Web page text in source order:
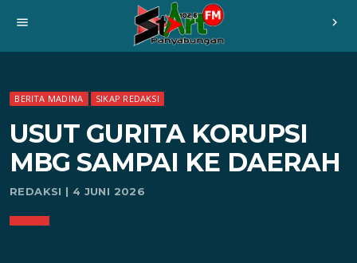
menu chevron_right
BERITA MADINA SIKAP REDAKSI
USUT GURITA KORUPSI
MBG SAMPAI KE DAERAH
REDAKSI | 4 JUNI 2026